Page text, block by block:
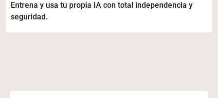
Entrena y usa tu propia IA con total independencia y
seguridad.